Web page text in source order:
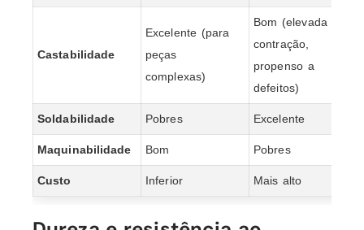
Castabilidade
Excelente (para
peças
complexas)
Bom (elevada
contração,
propenso a
defeitos)
Soldabilidade Pobres Excelente
Maquinabilidade Bom Pobres
Custo Inferior Mais alto